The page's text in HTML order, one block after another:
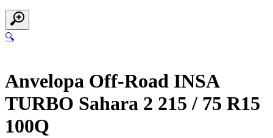
🔍
Anvelopa Off-Road INSA
TURBO Sahara 2 215 / 75 R15
100Q